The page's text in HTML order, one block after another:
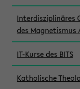
Interdisziplinäres
des
IT-Kurse des BITS
Katholische